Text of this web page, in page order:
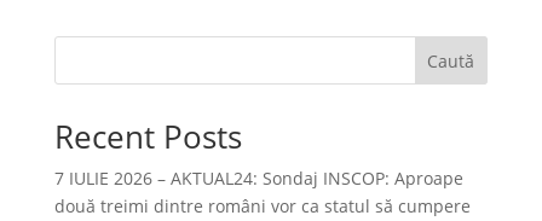
Caută
Recent Posts
7 IULIE 2026 – AKTUAL24: Sondaj INSCOP: Aproape
două treimi dintre români vor ca statul să cumpere